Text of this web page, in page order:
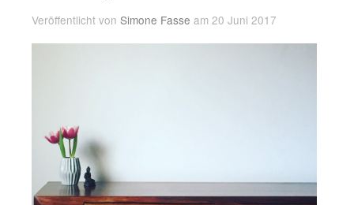
Veröffentlicht von Simone Fasse am 20 Juni 2017